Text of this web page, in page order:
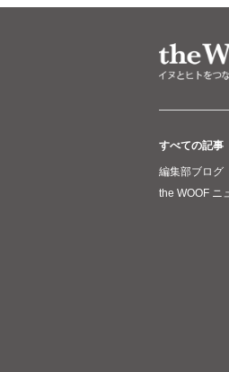
すべての記事
編集部ブログ
the WOOF ニ